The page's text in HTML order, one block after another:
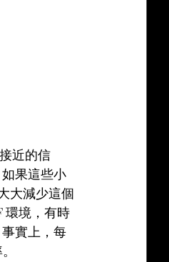
近的信
果這些小
大減少這個
環境，有時
實上，每